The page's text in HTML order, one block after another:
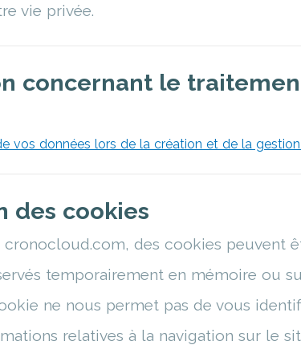
vie privée.
concernant le
vos données lors de la création et de la
des cookies
cronocloud.com, des cookies peuvent
temporairement en mémoire ou
ne nous permet pas de vous
relatives à la navigation sur le